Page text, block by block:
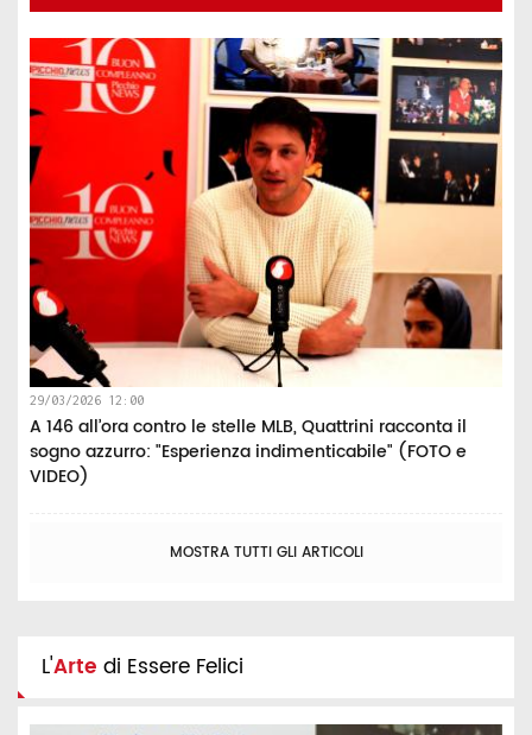
29/03/2026 12:00
A 146 all’ora contro le stelle MLB, Quattrini racconta il
sogno azzurro: "Esperienza indimenticabile" (FOTO e
VIDEO)
MOSTRA TUTTI GLI ARTICOLI
L'Arte di Essere Felici